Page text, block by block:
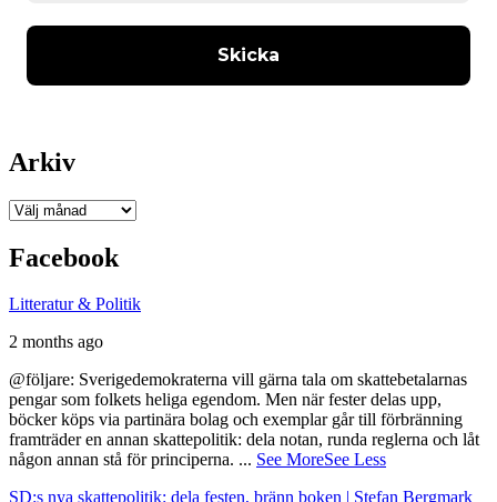
Arkiv
Arkiv
Facebook
Litteratur & Politik
2 months ago
@följare: Sverigedemokraterna vill gärna tala om skattebetalarnas
pengar som folkets heliga egendom. Men när fester delas upp,
böcker köps via partinära bolag och exemplar går till förbränning
framträder en annan skattepolitik: dela notan, runda reglerna och låt
någon annan stå för principerna. ... See MoreSee Less
SD:s nya skattepolitik: dela festen, bränn boken | Stefan Bergmark